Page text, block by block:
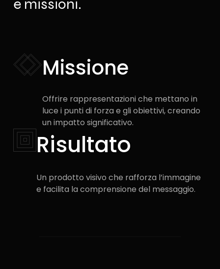
e missioni.
Missione
Offrire rappresentazioni che mettano in
luce i punti di forza e gli obiettivi, creando
un impatto significativo.
Risultato​
Un prodotto visivo che rafforza l’immagine
e facilita la comprensione del messaggio.